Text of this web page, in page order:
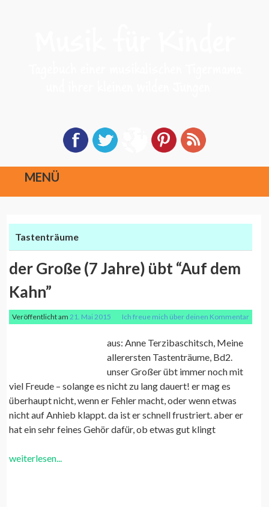
MENÜ
Inhalt
Tastenträume
der Große (7 Jahre) übt “Auf dem
Kahn”
Veröffentlicht am21. Mai 2015 Ich freue mich über deinen Kommentar
aus: Anne Terzibaschitsch, Meine
allerersten Tastenträume, Bd2.
unser Großer übt immer noch mit
viel Freude – solange es nicht zu lang dauert! er mag es
überhaupt nicht, wenn er Fehler macht, oder wenn etwas
nicht auf Anhieb klappt. da ist er schnell frustriert. aber er
hat ein sehr feines Gehör dafür, ob etwas gut klingt
weiterlesen...